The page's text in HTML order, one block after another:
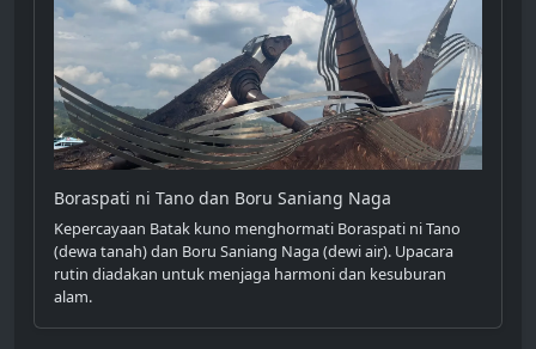
Boraspati ni Tano dan Boru Saniang Naga
Kepercayaan Batak kuno menghormati Boraspati ni Tano
(dewa tanah) dan Boru Saniang Naga (dewi air). Upacara
rutin diadakan untuk menjaga harmoni dan kesuburan
alam.